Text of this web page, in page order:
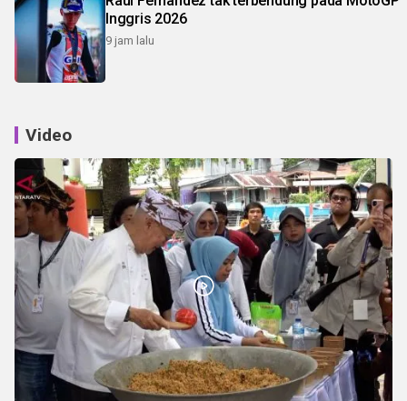
Inggris 2026
9 jam lalu
Video